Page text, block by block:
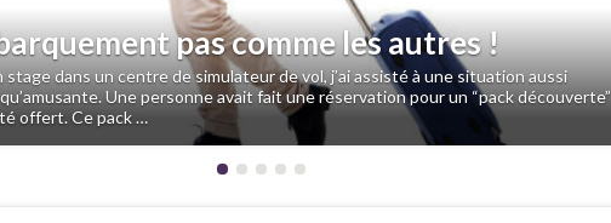
pas comme les autres !
stage dans un centre de simulateur de vol, j’ai assisté à une situation aussi
Une personne avait fait une réservation pour un “pack découverte”
offert. Ce pack …